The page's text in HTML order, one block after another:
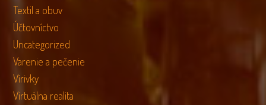
Textil a obuv
Účtovníctvo
Uncategorized
Varenie a pečenie
Vírivky
Virtuálna realita